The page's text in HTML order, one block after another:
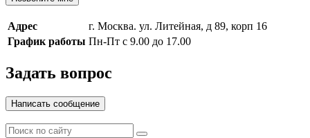
Адрес
г. Москва. ул. Литейная, д 89, корп 16
График работы Пн-Пт с 9.00 до 17.00
Задать вопрос
Написать сообщение